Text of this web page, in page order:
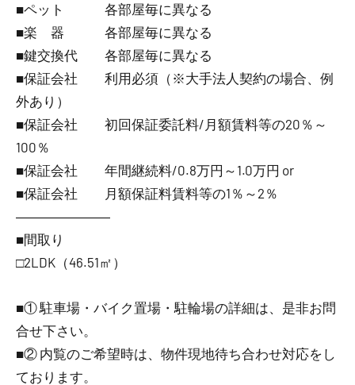
■ペット 各部屋毎に異なる
■楽 器 各部屋毎に異なる
■鍵交換代 各部屋毎に異なる
■保証会社 利用必須（※大手法人契約の場合、例
外あり）
■保証会社 初回保証委託料/月額賃料等の20％～
100％
■保証会社 年間継続料/0.8万円～1.0万円 or
■保証会社 月額保証料賃料等の1％～2％
―――――――
■間取り
□2LDK（46.51㎡）
■① 駐車場・バイク置場・駐輪場の詳細は、是非お問
合せ下さい。
■② 内覧のご希望時は、物件現地待ち合わせ対応をし
ております。